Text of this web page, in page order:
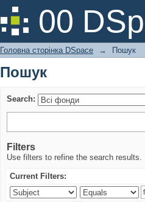
00
Пошук
Головна сторінка DSpace → Пошук
Пошук
Search:
Filters
Use filters to refine the search results.
Current Filters: